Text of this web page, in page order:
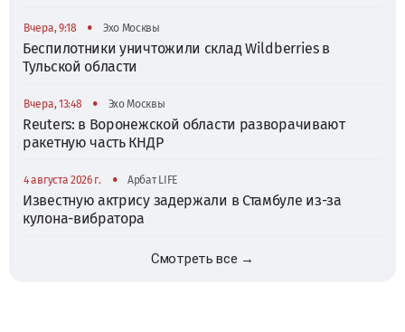
Вчера, 9:18 • Эхо Москвы
Беспилотники уничтожили склад Wildberries в
Тульской области
Вчера, 13:48 • Эхо Москвы
Reuters: в Воронежской области разворачивают
ракетную часть КНДР
4 августа 2026 г. • Арбат LIFE
Известную актрису задержали в Стамбуле из-за
кулона-вибратора
Смотреть все →